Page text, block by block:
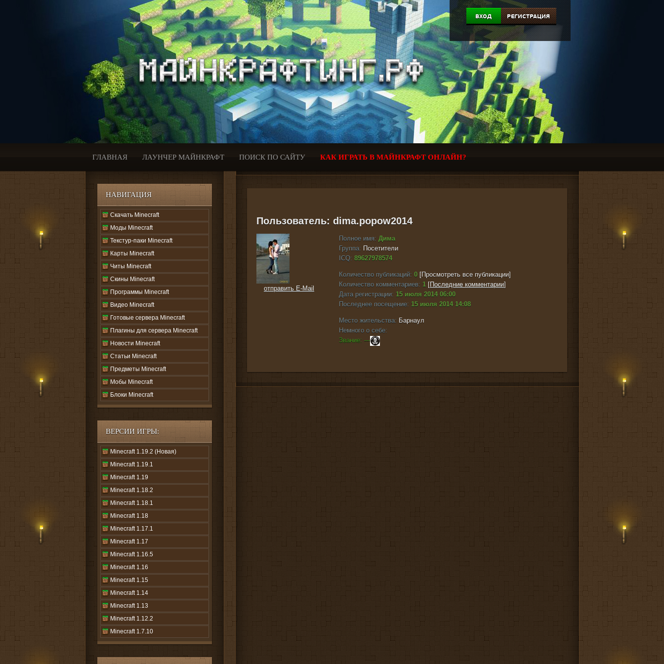
ВХОД РЕГИСТРАЦИЯ
ГЛАВНАЯ ЛАУНЧЕР МАЙНКРАФТ ПОИСК ПО САЙТУ КАК ИГРАТЬ В МАЙНКРАФТ ОНЛАЙН?
НАВИГАЦИЯ
Скачать Minecraft
Моды Minecraft
Текстур-паки Minecraft
Карты Minecraft
Читы Minecraft
Скины Minecraft
Программы Minecraft
Видео Minecraft
Готовые сервера Minecraft
Плагины для сервера Minecraft
Новости Minecraft
Статьи Minecraft
Предметы Minecraft
Мобы Minecraft
Блоки Minecraft
ВЕРСИИ ИГРЫ:
Minecraft 1.19.2 (Новая)
Minecraft 1.19.1
Minecraft 1.19
Minecraft 1.18.2
Minecraft 1.18.1
Minecraft 1.18
Minecraft 1.17.1
Minecraft 1.17
Minecraft 1.16.5
Minecraft 1.16
Minecraft 1.15
Minecraft 1.14
Minecraft 1.13
Minecraft 1.12.2
Minecraft 1.7.10
Пользователь: dima.popow2014
отправить E-Mail
Полное имя: Дима
Группа: Посетители
ICQ: 89627978574
Количество публикаций: 0 [Просмотреть все публикации]
Количество комментариев: 1 [Последние комментарии]
Дата регистрации: 15 июля 2014 06:00
Последнее посещение: 15 июля 2014 14:08
Место жительства: Барнаул
Немного о себе:
Звание: ---